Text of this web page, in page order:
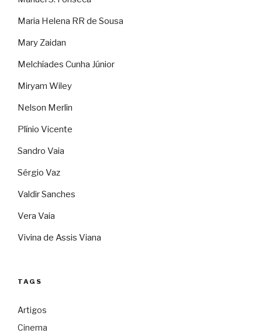
Maria Helena RR de Sousa
Mary Zaidan
Melchíades Cunha Júnior
Miryam Wiley
Nelson Merlin
Plínio Vicente
Sandro Vaia
Sérgio Vaz
Valdir Sanches
Vera Vaia
Vivina de Assis Viana
TAGS
Artigos
Cinema